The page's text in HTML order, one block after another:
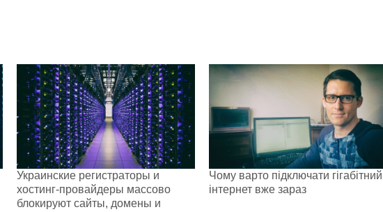
Украинские регистраторы и
хостинг-провайдеры массово
блокируют сайты, домены и
Чому варто підключати гігабітний
інтернет вже зараз